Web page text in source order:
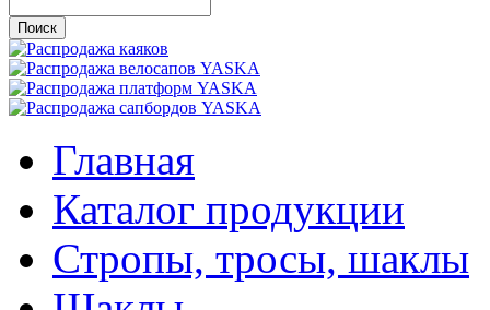
Главная
Каталог продукции
Стропы, тросы, шаклы